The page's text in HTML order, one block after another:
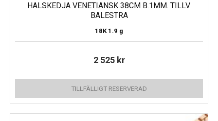
HALSKEDJA VENETIANSK 38CM B.1MM. TILLV.
BALESTRA
18K 1.9 g
2 525 kr
TILLFÄLLIGT RESERVERAD